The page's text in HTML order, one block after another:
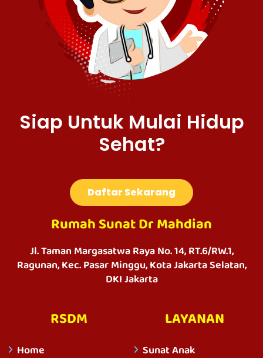
Siap Untuk Mulai Hidup
Sehat?
Daftar Sekarang
Rumah Sunat Dr Mahdian
Jl. Taman Margasatwa Raya No. 14, RT.6/RW.1,
Ragunan, Kec. Pasar Minggu, Kota Jakarta Selatan,
DKI Jakarta
RSDM
Home
LAYANAN
Sunat Anak